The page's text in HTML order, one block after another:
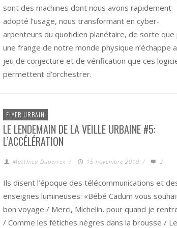
sont des machines dont nous avons rapidement
adopté l’usage, nous transformant en cyber-
arpenteurs du quotidien planétaire, de sorte que
une frange de notre monde physique n’échappe
jeu de conjecture et de vérification que ces
permettent d’orchestrer.
FLYER URBAIN
LE LENDEMAIN DE LA VEILLE URBAINE #5:
L’ACCÉLÉRATION
Matthieu Duperrex / 15 novembre 2010 / 2
Ils disent l’époque des télécommunications et
enseignes lumineuses: «Bébé Cadum vous
bon voyage / Merci, Michelin, pour quand je
/ Comme les fétiches nègres dans la brousse /